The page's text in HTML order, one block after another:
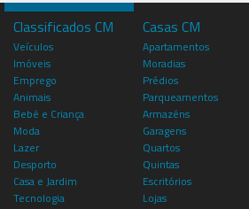
Classificados CM
Veículos
Imóveis
Emprego
Animais
Bebé e Criança
Moda
Lazer
Desporto
Casa e Jardim
Tecnologia
Casas CM
Apartamentos
Moradias
Prédios
Parqueamentos
Armazéns
Garagens
Quartos
Quintas
Escritórios
Lojas